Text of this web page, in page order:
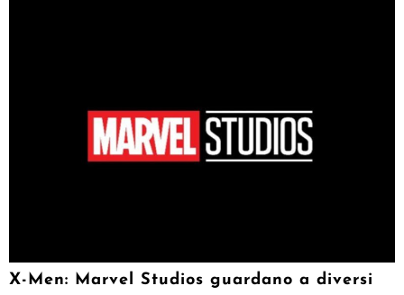
X-Men: Marvel Studios guardano a diversi